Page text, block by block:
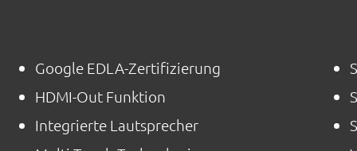
Google EDLA-Zertifizierung
HDMI-Out Funktion
Integrierte Lautsprecher